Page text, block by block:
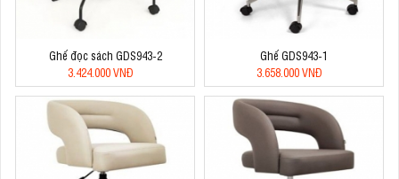
Ghế đọc sách GDS943-2
3.424.000 VNĐ
Ghế GDS943-1
3.658.000 VNĐ